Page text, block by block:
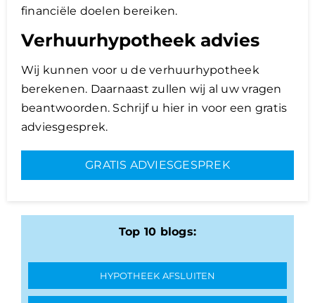
financiële doelen bereiken.
Verhuurhypotheek advies
Wij kunnen voor u de verhuurhypotheek
berekenen. Daarnaast zullen wij al uw vragen
beantwoorden. Schrijf u hier in voor een gratis
adviesgesprek.
GRATIS ADVIESGESPREK
Top 10 blogs:
HYPOTHEEK AFSLUITEN